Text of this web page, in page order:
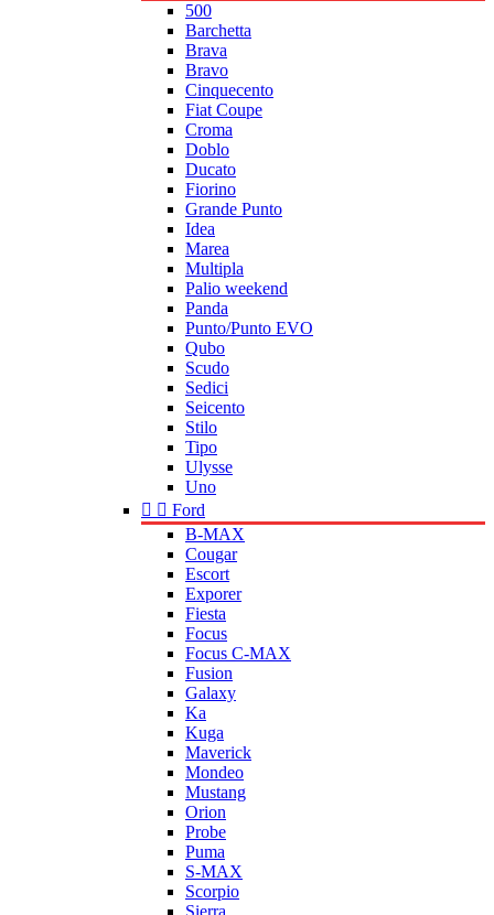
500
Barchetta
Brava
Bravo
Cinquecento
Fiat Coupe
Croma
Doblo
Ducato
Fiorino
Grande Punto
Idea
Marea
Multipla
Palio weekend
Panda
Punto/Punto EVO
Qubo
Scudo
Sedici
Seicento
Stilo
Tipo
Ulysse
Uno
  Ford
B-MAX
Cougar
Escort
Exporer
Fiesta
Focus
Focus C-MAX
Fusion
Galaxy
Ka
Kuga
Maverick
Mondeo
Mustang
Orion
Probe
Puma
S-MAX
Scorpio
Sierra